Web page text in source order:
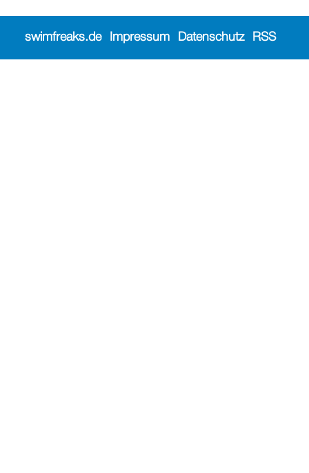
swimfreaks.de Impressum Datenschutz RSS